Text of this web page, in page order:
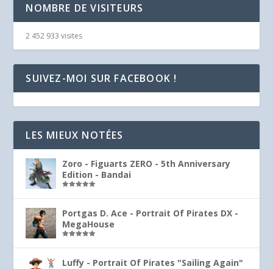
NOMBRE DE VISITEURS
2 452 933 visites
SUIVEZ-MOI SUR FACEBOOK !
LES MIEUX NOTÉES
Zoro - Figuarts ZERO - 5th Anniversary
Edition - Bandai
Portgas D. Ace - Portrait Of Pirates DX -
MegaHouse
Luffy - Portrait Of Pirates "Sailing Again"